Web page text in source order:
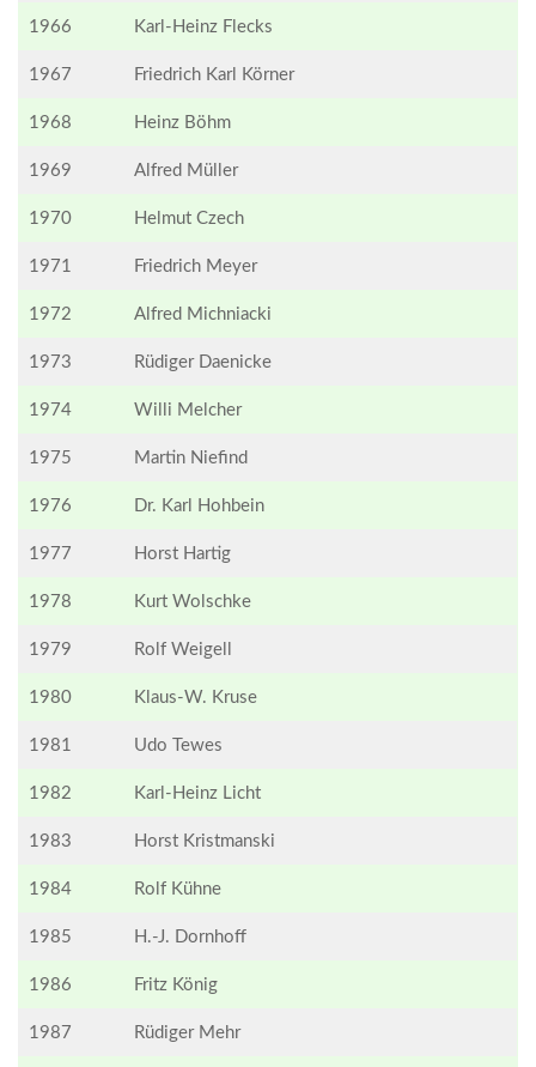
1966 Karl-Heinz Flecks
1967 Friedrich Karl Körner
1968 Heinz Böhm
1969 Alfred Müller
1970 Helmut Czech
1971 Friedrich Meyer
1972 Alfred Michniacki
1973 Rüdiger Daenicke
1974 Willi Melcher
1975 Martin Niefind
1976 Dr. Karl Hohbein
1977 Horst Hartig
1978 Kurt Wolschke
1979 Rolf Weigell
1980 Klaus-W. Kruse
1981 Udo Tewes
1982 Karl-Heinz Licht
1983 Horst Kristmanski
1984 Rolf Kühne
1985 H.-J. Dornhoff
1986 Fritz König
1987 Rüdiger Mehr